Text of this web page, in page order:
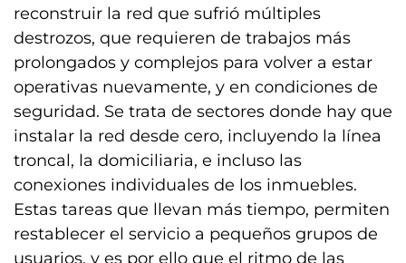
reconstruir la red que sufrió múltiples
destrozos, que requieren de trabajos más
prolongados y complejos para volver a estar
operativas nuevamente, y en condiciones de
seguridad. Se trata de sectores donde hay que
instalar la red desde cero, incluyendo la línea
troncal, la domiciliaria, e incluso las
conexiones individuales de los inmuebles.
Estas tareas que llevan más tiempo, permiten
restablecer el servicio a pequeños grupos de
usuarios, y es por ello que el ritmo de las